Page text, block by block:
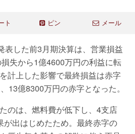
ト ピン メール
表した前3月期決算は、営業損益
失から1億4600万円の利益に転
計上した影響で最終損益は赤字
13億8300万円の赤字となった。
のは、燃料費が低下し、4支店
が出はじめたため。最終赤字の